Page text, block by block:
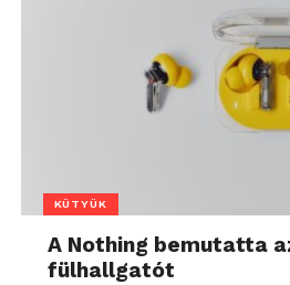
KÜTYÜK
A Nothing bemutatta
fülhallgatót